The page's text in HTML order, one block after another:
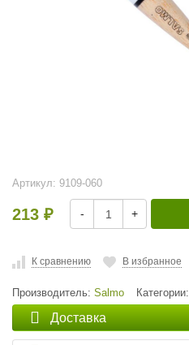
Артикул: 9109-060
213 ₽ - +
К сравнению В избранное
Производитель: Salmo Категории:
Доставка